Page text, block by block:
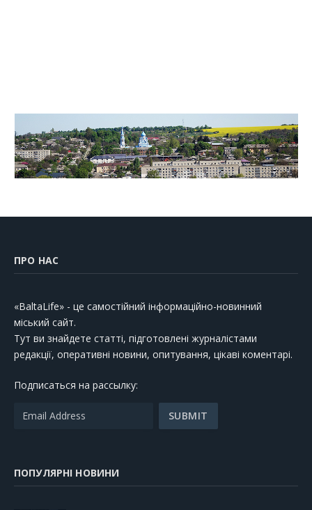
ПРО НАС
«BaltaLife» - це самостійний інформаційно-новинний
міський сайт.
Тут ви знайдете статті, підготовлені журналістами
редакції, оперативні новини, опитування, цікаві коментарі.
Подписаться на рассылку:
ПОПУЛЯРНІ НОВИНИ